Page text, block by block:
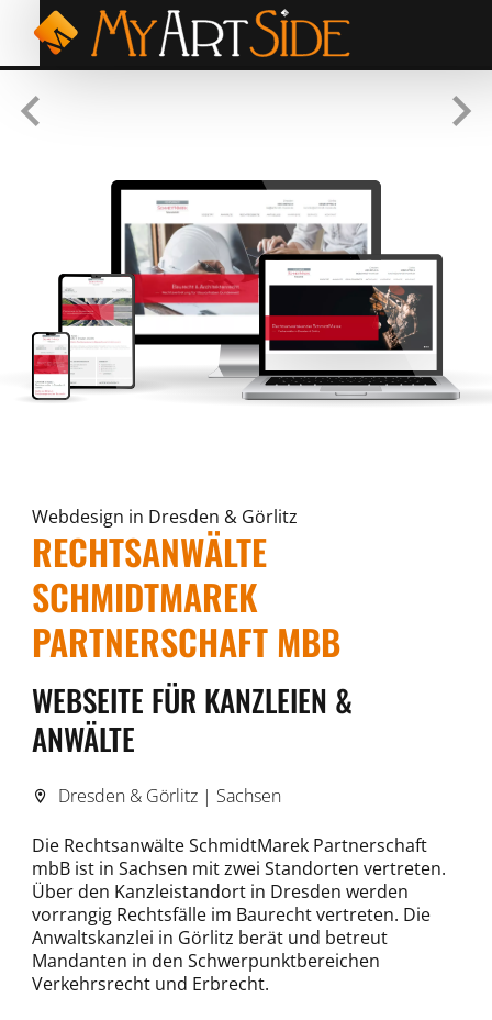
Webdesign in Dresden & Görlitz
RECHTSANWÄLTE
SCHMIDTMAREK
PARTNERSCHAFT MBB
WEBSEITE FÜR KANZLEIEN &
ANWÄLTE
Dresden & Görlitz | Sachsen
Die Rechtsanwälte SchmidtMarek Partnerschaft
mbB ist in Sachsen mit zwei Standorten vertreten.
Über den Kanzleistandort in Dresden werden
vorrangig Rechtsfälle im Baurecht vertreten. Die
Anwaltskanzlei in Görlitz berät und betreut
Mandanten in den Schwerpunktbereichen
Verkehrsrecht und Erbrecht.